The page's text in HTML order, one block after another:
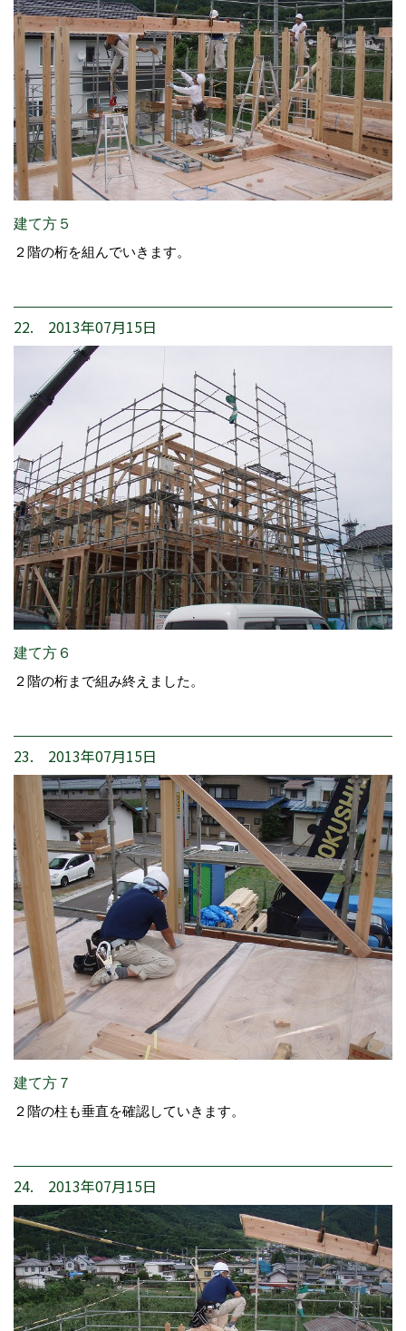
建て方５
２階の桁を組んでいきます。
22. 2013年07月15日
建て方６
２階の桁まで組み終えました。
23. 2013年07月15日
建て方７
２階の柱も垂直を確認していきます。
24. 2013年07月15日